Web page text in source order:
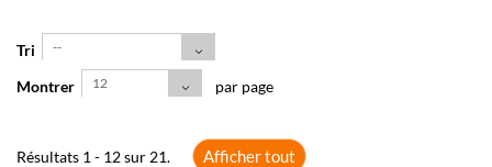
Tri --
Montrer 12 par page
Résultats 1 - 12 sur 21. Afficher tout